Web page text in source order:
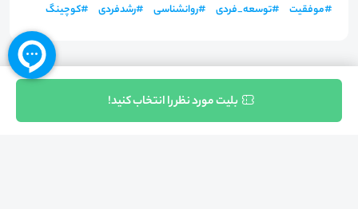
#موفقیت #توسعه_فردی #روانشناسی #رشدفردی #کوچینگ
بلیت مورد نظر را انتخاب کنید!